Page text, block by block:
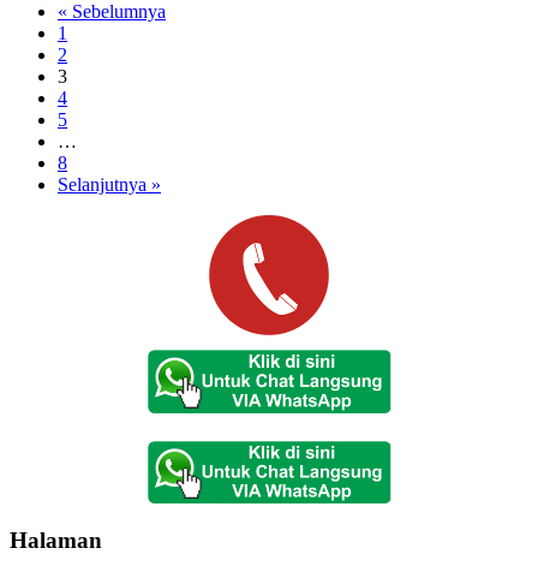
« Sebelumnya
1
2
3
4
5
…
8
Selanjutnya »
Halaman